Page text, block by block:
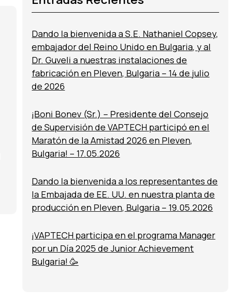
Dando la bienvenida a S.E. Nathaniel Copsey,
embajador del Reino Unido en Bulgaria, y al
Dr. Guveli a nuestras instalaciones de
fabricación en Pleven, Bulgaria – 14 de julio
de 2026
¡Boni Bonev (Sr.) – Presidente del Consejo
de Supervisión de VAPTECH participó en el
Maratón de la Amistad 2026 en Pleven,
Bulgaria! – 17.05.2026
Dando la bienvenida a los representantes de
la Embajada de EE. UU. en nuestra planta de
producción en Pleven, Bulgaria – 19.05.2026
¡VAPTECH participa en el programa Manager
por un Día 2025 de Junior Achievement
Bulgaria! 🥳